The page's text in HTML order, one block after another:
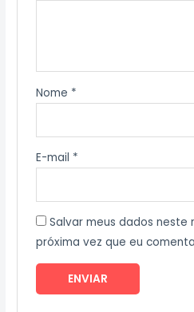
Nome *
E-mail *
Salvar meus dados neste
próxima vez que eu